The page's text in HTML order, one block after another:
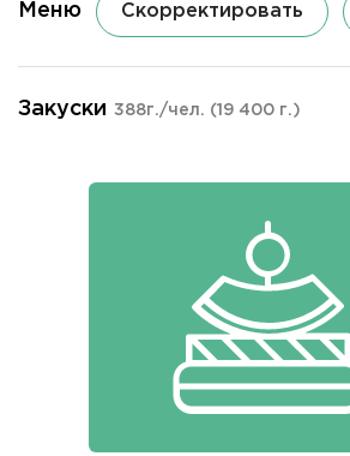
Меню Скорректировать
Закуски 388г./чел. (19 400 г.)